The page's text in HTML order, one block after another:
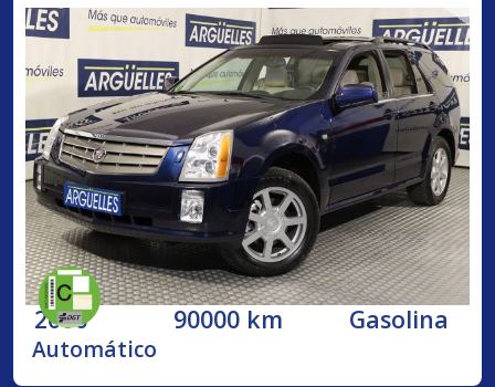
2006 90000 km Gasolina
Automático